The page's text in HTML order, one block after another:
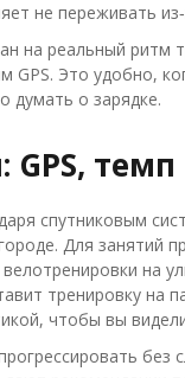
не переживать
на реальный
GPS. Это удобно,
думать о зарядке.
спутниковым
Для занятий
на
тренировку на
чтобы вы